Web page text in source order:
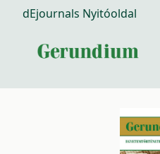
dEjournals Nyitóoldal